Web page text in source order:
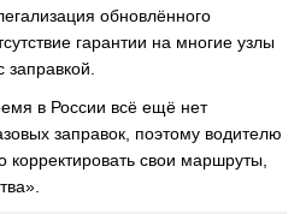
обновлённого
гарантии на многие узлы
в России всё ещё нет
заправок, поэтому водителю
корректировать свои маршруты,